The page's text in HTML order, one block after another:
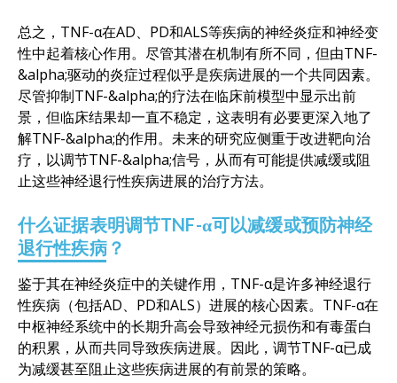
总之，TNF-α在AD、PD和ALS等疾病的神经炎症和神经变
性中起着核心作用。尽管其潜在机制有所不同，但由TNF-
&alpha;驱动的炎症过程似乎是疾病进展的一个共同因素。
尽管抑制TNF-&alpha;的疗法在临床前模型中显示出前
景，但临床结果却一直不稳定，这表明有必要更深入地了
解TNF-&alpha;的作用。未来的研究应侧重于改进靶向治
疗，以调节TNF-&alpha;信号，从而有可能提供减缓或阻
止这些神经退行性疾病进展的治疗方法。
什么证据表明调节TNF-α可以减缓或预防神经
退行性疾病？
鉴于其在神经炎症中的关键作用，TNF-α是许多神经退行
性疾病（包括AD、PD和ALS）进展的核心因素。TNF-α在
中枢神经系统中的长期升高会导致神经元损伤和有毒蛋白
的积累，从而共同导致疾病进展。因此，调节TNF-α已成
为减缓甚至阻止这些疾病进展的有前景的策略。